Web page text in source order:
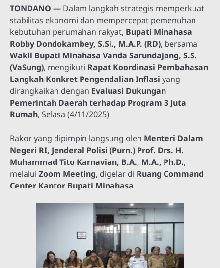
TONDANO — Dalam langkah strategis memperkuat
stabilitas ekonomi dan mempercepat pemenuhan
kebutuhan perumahan rakyat, Bupati Minahasa
Robby Dondokambey, S.Si., M.A.P. (RD), bersama
Wakil Bupati Minahasa Vanda Sarundajang, S.S.
(VaSung), mengikuti Rapat Koordinasi Pembahasan
Langkah Konkret Pengendalian Inflasi yang
dirangkaikan dengan Evaluasi Dukungan
Pemerintah Daerah terhadap Program 3 Juta
Rumah, Selasa (4/11/2025).
Rakor yang dipimpin langsung oleh Menteri Dalam
Negeri RI, Jenderal Polisi (Purn.) Prof. Drs. H.
Muhammad Tito Karnavian, B.A., M.A., Ph.D.,
melalui Zoom Meeting, digelar di Ruang Command
Center Kantor Bupati Minahasa.